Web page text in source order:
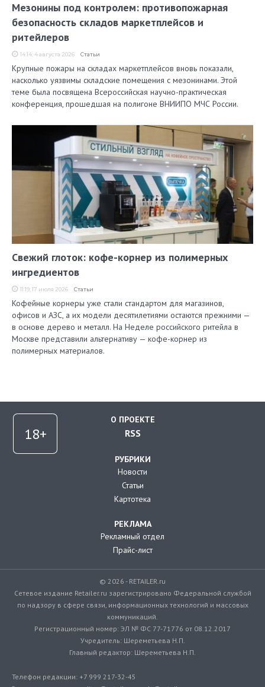
Мезонины под контролем: противопожарная
безопасность складов маркетплейсов и
ритейлеров
14:14, 4 августа 2026 Статьи
Крупные пожары на складах маркетплейсов вновь показали,
насколько уязвимы складские помещения с мезонинами. Этой
теме была посвящена Всероссийская научно-практическая
конференция, прошедшая на полигоне ВНИИПО МЧС России.
Свежий глоток: кофе-корнер из полимерных
ингредиентов
11:19, 17 июля 2026 Статьи
Кофейные корнеры уже стали стандартом для магазинов,
офисов и АЗС, а их модели десятилетиями остаются прежними —
в основе дерево и металл. На Неделе российского ритейла в
Москве представили альтернативу — кофе-корнер из
полимерных материалов.
О ПРОЕКТЕ
RSS
РУБРИКИ
Новости
Статьи
Картотека
РЕКЛАМА
Рекламный отдел
Прайс-лист
© 2026 - RETAILER.ru
Сетевое издание Retailer.ru зарегистрировано Федеральной службой
по надзору в сфере связи, информационных технологий и массовых
коммуникаций.
Регистрационный номер: ЭЛ № ФС 77-71776 от 08.12.2017
Учредитель: Шереметьева Н.П.
Главный редактор: Шереметьева Н.П.
Телефон редакции: +7 999 217-32-45